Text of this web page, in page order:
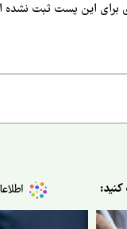
این پست ثبت نشده است.